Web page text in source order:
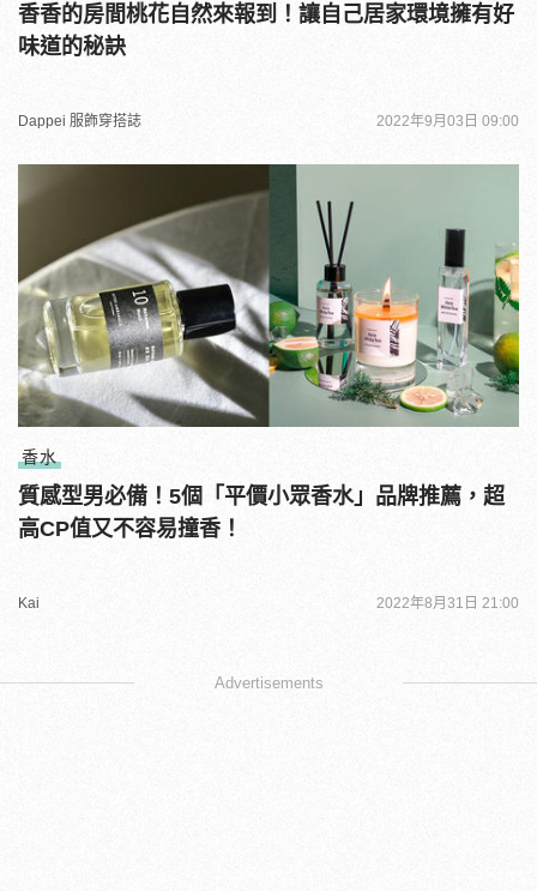
香香的房間桃花自然來報到！讓自己居家環境擁有好
味道的秘訣
Dappei 服飾穿搭誌 2022年9月03日 09:00
香水
質感型男必備！5個「平價小眾香水」品牌推薦，超
高CP值又不容易撞香！
Kai 2022年8月31日 21:00
Advertisements